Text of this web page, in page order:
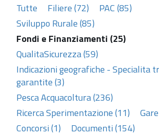
Tutte Filiere (72)
PAC (85)
Sviluppo Rurale (85)
Fondi e Finanziamenti (25)
QualitaSicurezza (59)
Indicazioni geografiche - Specialita
garantite (3)
Pesca Acquacoltura (236)
Ricerca Sperimentazione (11)
Concorsi (1)
Documenti (154)